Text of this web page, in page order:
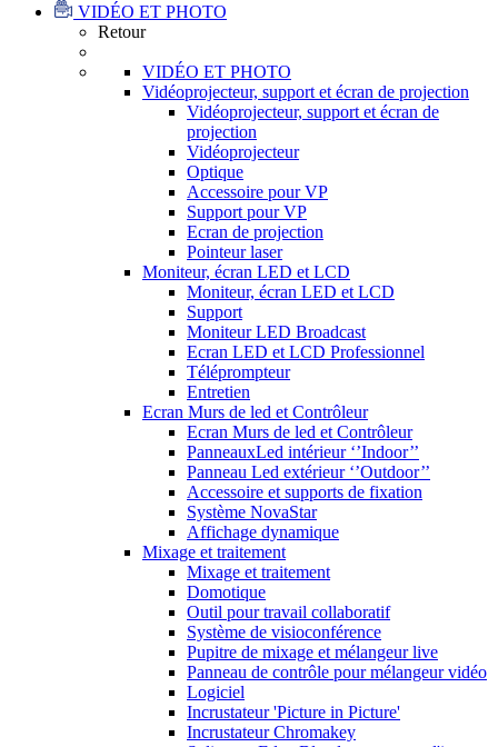
VIDÉO ET PHOTO
Retour
VIDÉO ET PHOTO
Vidéoprojecteur, support et écran de projection
Vidéoprojecteur, support et écran de
projection
Vidéoprojecteur
Optique
Accessoire pour VP
Support pour VP
Ecran de projection
Pointeur laser
Moniteur, écran LED et LCD
Moniteur, écran LED et LCD
Support
Moniteur LED Broadcast
Ecran LED et LCD Professionnel
Téléprompteur
Entretien
Ecran Murs de led et Contrôleur
Ecran Murs de led et Contrôleur
PanneauxLed intérieur ‘’Indoor’’
Panneau Led extérieur ‘’Outdoor’’
Accessoire et supports de fixation
Système NovaStar
Affichage dynamique
Mixage et traitement
Mixage et traitement
Domotique
Outil pour travail collaboratif
Système de visioconférence
Pupitre de mixage et mélangeur live
Panneau de contrôle pour mélangeur vidéo
Logiciel
Incrustateur 'Picture in Picture'
Incrustateur Chromakey